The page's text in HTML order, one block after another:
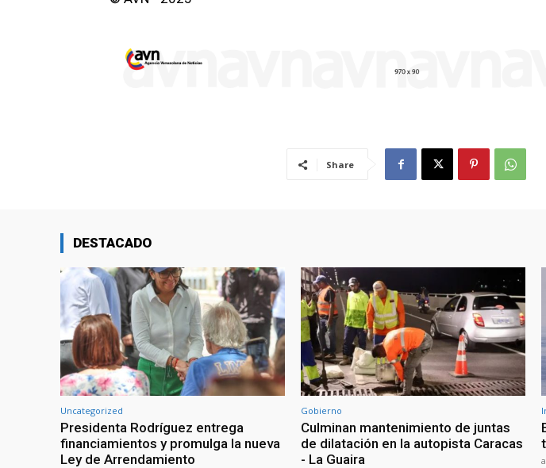
Share
DESTACADO
Uncategorized
Presidenta Rodríguez entrega
financiamientos y promulga la nueva
Ley de Arrendamiento
Gobierno
Culminan mantenimiento de juntas
de dilatación en la autopista Caracas
- La Guaira